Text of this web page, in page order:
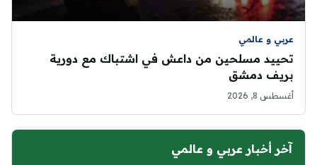
عربي و عالمي
تحييد مسلحين من داعش في اشتباك مع دورية
بريف دمشق
أغسطس 8, 2026
آخر أخبار عربي و عالمي